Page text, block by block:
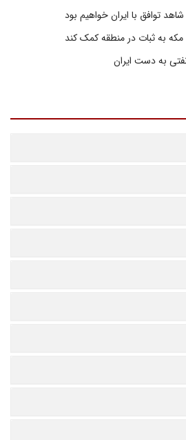
توافق با ایران خواهیم بود
مکه به ثبات در منطقه کمک کند